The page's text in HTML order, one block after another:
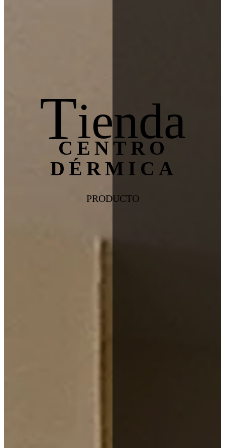
Tienda
CENTRO
DÉRMICA
PRODUCTO